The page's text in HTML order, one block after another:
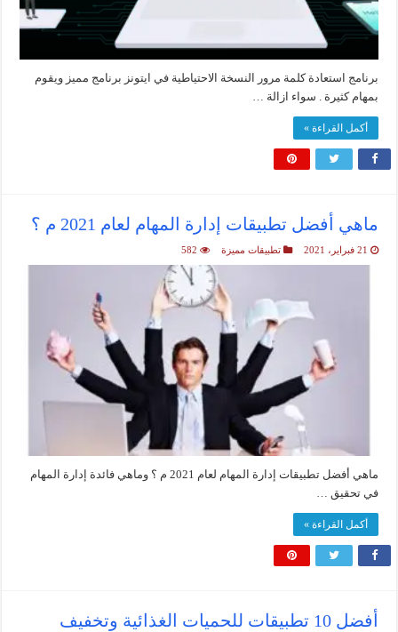
برنامج استعادة كلمة مرور النسخة الاحتياطية في ايتونز برنامج مميز ويقوم
بمهام كثيرة . سواء ازالة …
أكمل القراءة »
ماهي أفضل تطبيقات إدارة المهام لعام 2021 م ؟
21 فبراير، 2021 تطبيقات مميزة 582
ماهي أفضل تطبيقات إدارة المهام لعام 2021 م ؟ وماهي فائدة إدارة المهام
في تحقيق …
أكمل القراءة »
أفضل 10 تطبيقات للحميات الغذائية وتخفيف